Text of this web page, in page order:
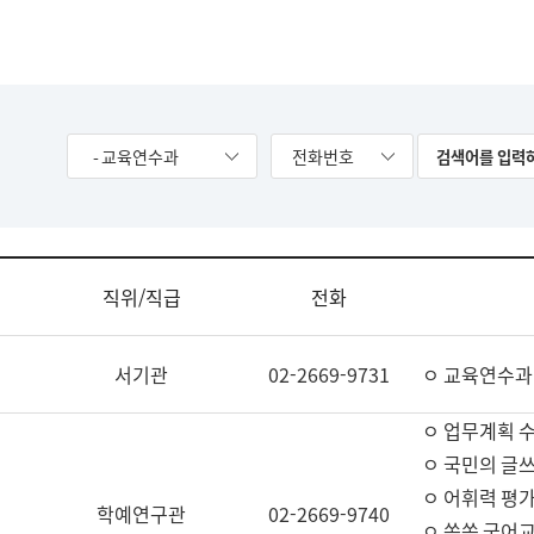
- 교육연수과 전화번호
직위/직급 전화
서기관 02-2669-9731 ㅇ 교육연수
학예연구관 02-2669-9740
ㅇ 업무계획
ㅇ 국민의 글
ㅇ 어휘력 평